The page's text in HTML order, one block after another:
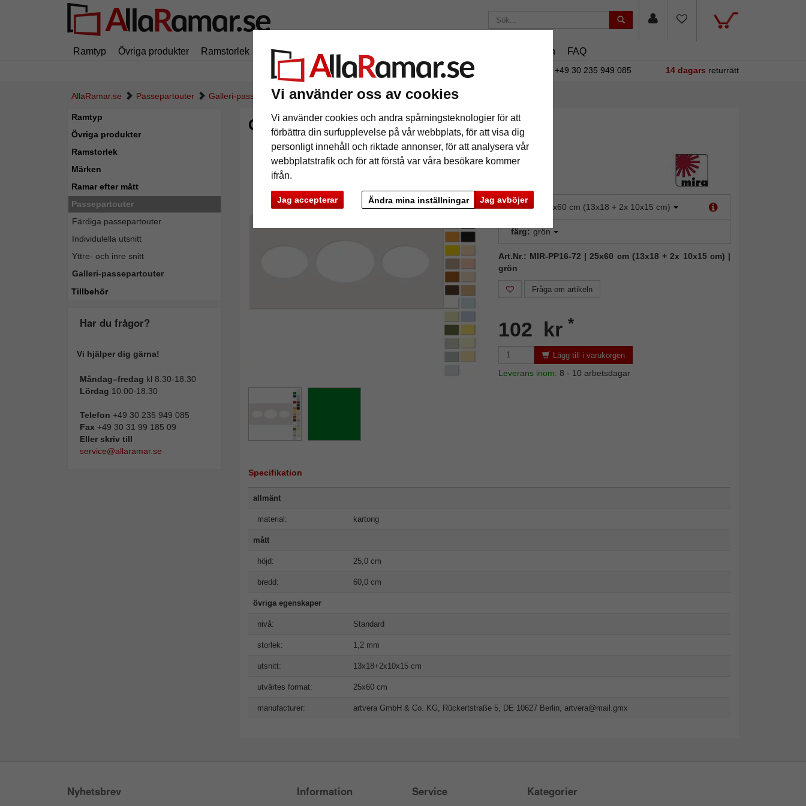
Vi använder oss av cookies
Vi använder cookies och andra spårningsteknologier för att
förbättra din surfupplevelse på vår webbplats, för att visa dig
personligt innehåll och riktade annonser, för att analysera vår
webbplatstrafik och för att förstå var våra besökare kommer
ifrån.
Jag accepterar Jag avböjer
Ändra mina inställningar
Ramtyp Övriga produkter Ramstorlek Märken Magasin FAQ
195 kri leveranskostnad. Oavsett hur mycket du beställer. +49 30 235 949 085 14 dagars returrätt
AllaRamar.se Passepartouter Galleri-passepartouter Galleri passepartout 25x60 cm
Ramtyp
Övriga produkter
Ramstorlek
Märken
Ramar efter mått
Passepartouter
Färdiga passepartouter
Individulella utsnitt
Yttre- och inre snitt
Galleri-passepartouter
Tillbehör
Har du frågor?
Vi hjälper dig gärna!
Måndag–fredag kl 8.30-18.30
Lördag 10.00-18.30
Telefon +49 30 235 949 085
Fax +49 30 31 99 185 09
Eller skriv till
service@allaramar.se
Galleri passepartout 25x60 cm
Nästa
format: 25x60 cm (13x18 + 2x 10x15 cm)
färg: grön
Art.Nr.: MIR-PP16-72 | 25x60 cm (13x18 + 2x 10x15 cm) |
grön
Fråga om artikeln
102 kr *
Lägg till i varukorgen
Leverans inom: 8 - 10 arbetsdagar
Specifikation
allmänt
material: kartong
mått
höjd: 25,0 cm
bredd: 60,0 cm
övriga egenskaper
nivå: Standard
storlek: 1,2 mm
utsnitt: 13x18+2x10x15 cm
utvärtes format: 25x60 cm
manufacturer: artvera GmbH & Co. KG, Rückertstraße 5, DE 10627 Berlin, artvera@mail.gmx
Nyhetsbrev Information Service Kategorier